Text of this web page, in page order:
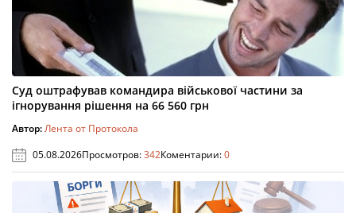
Суд оштрафував командира військової частини за
ігнорування рішення на 66 560 грн
Автор:Лента от Протокола
05.08.2026Просмотров:342Коментарии:0